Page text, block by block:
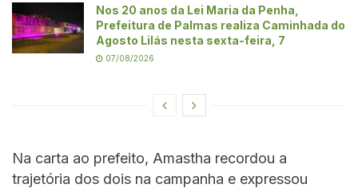
Nos 20 anos da Lei Maria da Penha,
Prefeitura de Palmas realiza Caminhada do
Agosto Lilás nesta sexta-feira, 7
07/08/2026
Na carta ao prefeito, Amastha recordou a
trajetória dos dois na campanha e expressou